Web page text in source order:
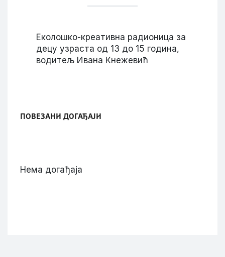
Еколошко-креативна радионица за
децу узраста од 13 до 15 година,
водитељ Ивана Кнежевић
ПОВЕЗАНИ ДОГАЂАЈИ
Нема догађаја